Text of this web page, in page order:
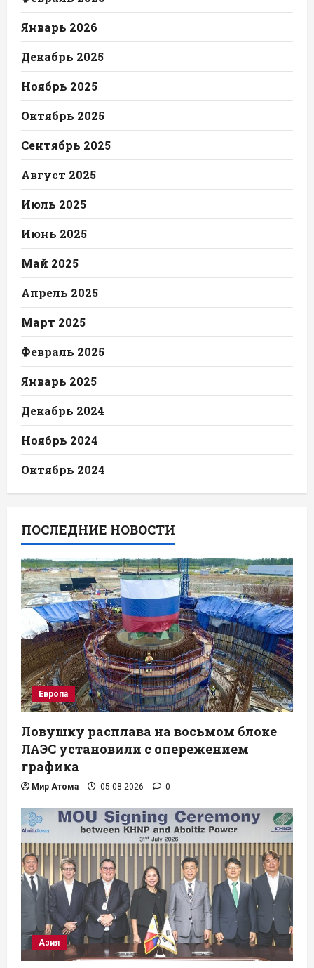
Январь 2026
Декабрь 2025
Ноябрь 2025
Октябрь 2025
Сентябрь 2025
Август 2025
Июль 2025
Июнь 2025
Май 2025
Апрель 2025
Март 2025
Февраль 2025
Январь 2025
Декабрь 2024
Ноябрь 2024
Октябрь 2024
ПОСЛЕДНИЕ НОВОСТИ
Европа
Ловушку расплава на восьмом блоке
ЛАЭС установили с опережением
графика
Мир Атома 05.08.2026 0
Азия